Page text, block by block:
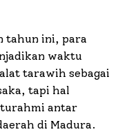
tahun ini, para
waktu
tarawih sebagai
tapi hal
antar
di Madura.